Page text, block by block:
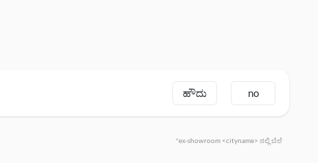
ಹೌದು no
*ex-showroom <cityname> ನಲ್ಲಿ ಬೆಲೆ